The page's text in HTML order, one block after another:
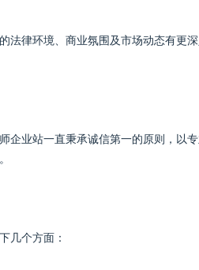
法律环境、商业氛围及市场动态有更
企业站一直秉承诚信第一的原则，以
几个方面：